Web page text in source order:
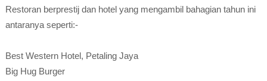
Restoran berprestij dan hotel yang mengambil bahagian tahun ini
antaranya seperti:-
Best Western Hotel, Petaling Jaya
Big Hug Burger